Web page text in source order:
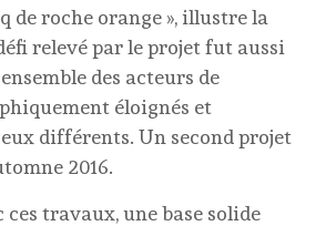
de roche orange », illustre la
relevé par le projet fut aussi
des acteurs de
éloignés et
différents. Un second projet
2016.
ces travaux, une base solide